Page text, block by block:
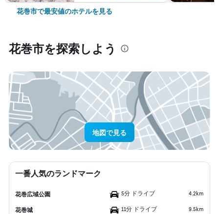
花巻市で最安値のホテルを見る
花巻市​を探索しよう
地図で見る
一番人気のランドマーク
花巻広域公園 5分 ドライブ 4.2km
花巻城 11分 ドライブ 9.5km